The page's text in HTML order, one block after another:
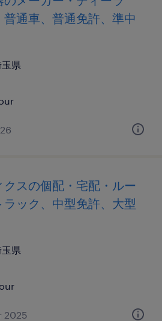
通車、普通免許、準中
県
スの個配・宅配・ルー
ラック、中型免許、大型
県
2025